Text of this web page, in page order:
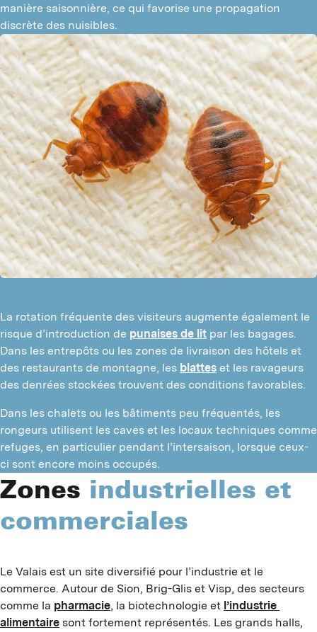
manière saisonnière, ce qui favorise une propagation
discrète des nuisibles.
La rotation fréquente des visiteurs augmente également le
risque d’introduction de punaises de lit par les bagages.
Dans les entrepôts ou les zones de livraison des hôtels et
des restaurants de montagne, les blattes et les ravageurs
des denrées stockées trouvent des conditions favorables.
Dans les chalets ou les bâtiments peu fréquentés, les
rongeurs utilisent les caves et les locaux techniques comme
refuges, en particulier pendant l’intersaison, lorsque ceux-
ci sont encore moins occupés.
Zones industrielles et
commerciales
Le Valais est un site diversifié pour l’industrie et le
commerce. Autour de Sion, Brig-Glis et Visp, des secteurs
comme la pharmacie, la biotechnologie et l’industrie
alimentaire sont fortement représentés. Les grands halls,